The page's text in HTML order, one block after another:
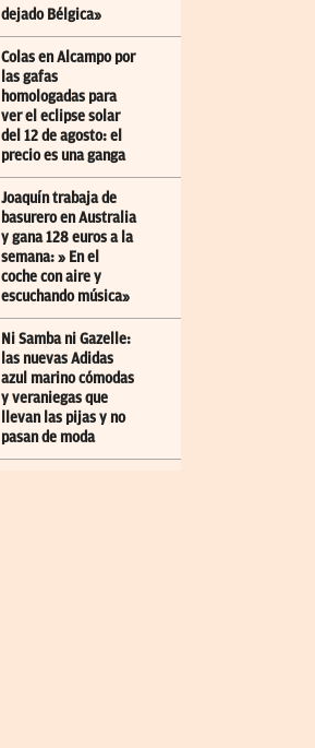
dejado Bélgica»
Colas en Alcampo por
las gafas
homologadas para
ver el eclipse solar
del 12 de agosto: el
precio es una ganga
Joaquín trabaja de
basurero en Australia
y gana 128 euros a la
semana: » En el
coche con aire y
escuchando música»
Ni Samba ni Gazelle:
las nuevas Adidas
azul marino cómodas
y veraniegas que
llevan las pijas y no
pasan de moda